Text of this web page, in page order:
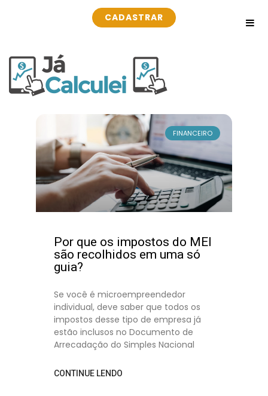
CADASTRAR
FINANCEIRO
Por que os impostos do MEI
são recolhidos em uma só
guia?
Se você é microempreendedor
individual, deve saber que todos os
impostos desse tipo de empresa já
estão inclusos no Documento de
Arrecadação do Simples Nacional
CONTINUE LENDO